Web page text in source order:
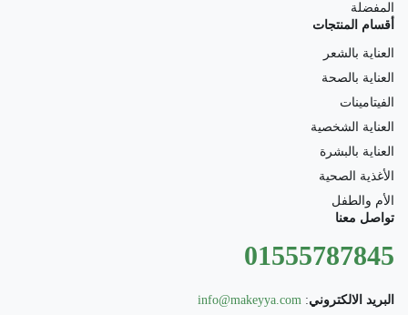
المفضلة
أقسام المنتجات
العناية بالشعر
العناية بالصحة
الفيتامينات
العناية الشخصية
العناية بالبشرة
الأغذية الصحية
الأم والطفل
تواصل معنا
01555787845
البريد الالكتروني:
info@makeyya.com